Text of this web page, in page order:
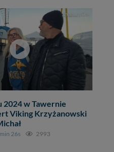
2024 w Tawernie
Viking Krzyżanowski
26s 2993